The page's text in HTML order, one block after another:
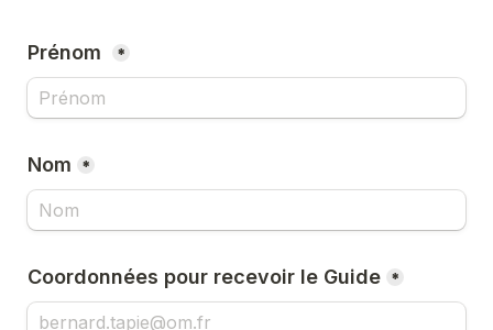
Prénom *
Nom *
Coordonnées pour recevoir le Guide *